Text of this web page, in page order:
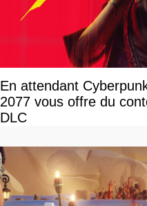
En attendant
2077 vous offre du
DLC